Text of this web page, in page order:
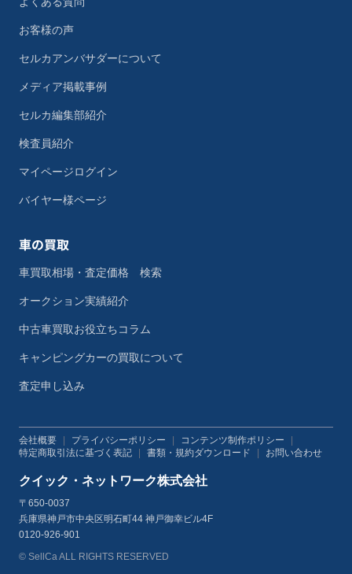
お客様の声
セルカアンバサダーについて
メディア掲載事例
セルカ編集部紹介
検査員紹介
マイページログイン
バイヤー様ページ
車の買取
車買取相場・査定価格 検索
オークション実績紹介
中古車買取お役立ちコラム
キャンピングカーの買取について
査定申し込み
会社概要 プライバシーポリシー コンテンツ制作ポリシー
特定商取引法に基づく表記
書類・規約ダウンロード お問い合わせ
クイック・ネットワーク株式会社
〒650-0037
兵庫県神戸市中央区明石町44 神戸御幸ビル4F
0120-926-901
© SellCa ALL RIGHTS RESERVED